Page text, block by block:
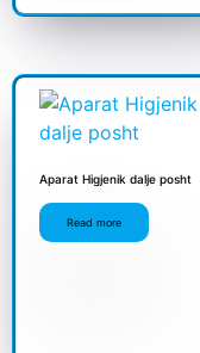
Aparat Higjenik dalje posht
Read more